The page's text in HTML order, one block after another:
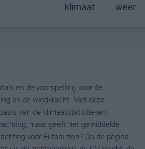
klimaat weer
en de voorspelling voor de
en de windkracht. Met deze
van de klimaatstatistieken
maar geeft het gemiddelde
voor Futani zien? Op de pagina